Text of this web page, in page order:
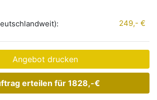
249,- €
Angebot drucken
erteilen für 1828,-€